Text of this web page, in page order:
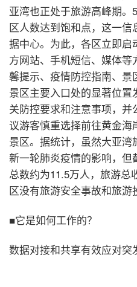
亚湾也正处于旅游高峰期。
区人数达到饱和点，这一
据中心。为此，各区立即
方网站、手机短信、媒体等
馨提示、疫情防控指南、
景区主要入口处的显著位
关防控要求和注意事项，
议游客慎重选择前往黄金
景区。据统计，虽然大亚
新一轮肺炎疫情的影响，
总数约为11.5万人，旅游总
区没有旅游安全事故和旅游
■它是如何工作的？
数据对接和共享有效应对突